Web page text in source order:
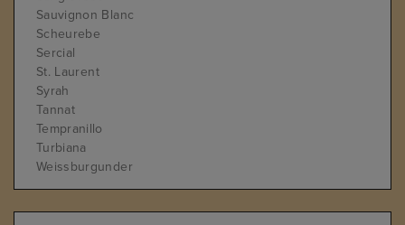
Sauvignon Blanc
Scheurebe
Sercial
St. Laurent
Syrah
Tannat
Tempranillo
Turbiana
Weissburgunder
Welschriesling